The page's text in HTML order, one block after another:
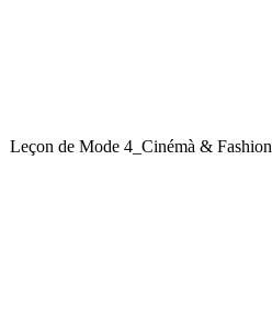
Leçon de Mode 4_Cinémà & Fashion